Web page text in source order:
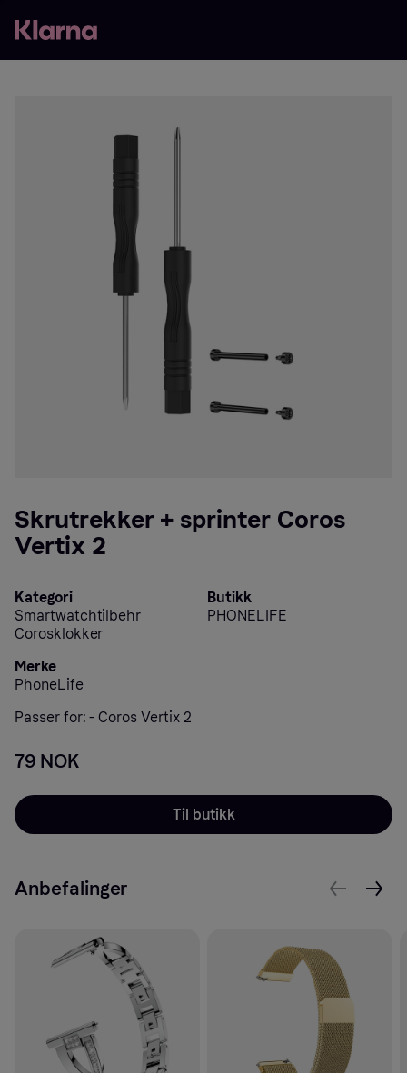
Skrutrekker + sprinter Coros
Vertix 2
Kategori
Smartwatchtilbehr
Corosklokker
Butikk
PHONELIFE
Merke
PhoneLife
Passer for: - Coros Vertix 2
79 NOK
Til butikk
Anbefalinger